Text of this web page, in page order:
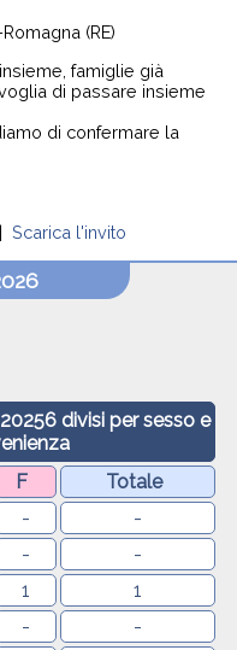
(RE)
famiglie già
di passare insieme
di confermare la
| Scarica l'invito
divisi per sesso e
F
Totale
-
-
-
-
1
1
-
-